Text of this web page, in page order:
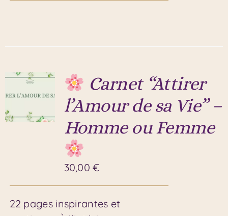
Carnet “Attirer
l’Amour de sa Vie” –
Homme ou Femme
30,00€
22 pages inspirantes et